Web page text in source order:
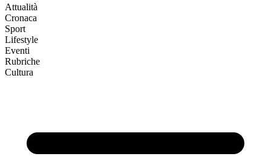
Attualità
Cronaca
Sport
Lifestyle
Eventi
Rubriche
Cultura